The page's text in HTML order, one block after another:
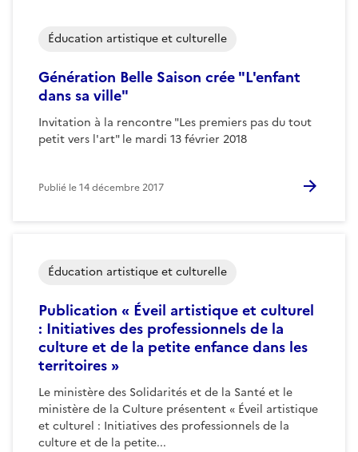
Génération Belle Saison crée "L'enfant
dans sa ville"
Invitation à la rencontre "Les premiers pas du tout
petit vers l'art" le mardi 13 février 2018
Éducation artistique et culturelle
Publié le14 décembre 2017
Publication « Éveil artistique et culturel
: Initiatives des professionnels de la
culture et de la petite enfance dans les
territoires »
Le ministère des Solidarités et de la Santé et le
ministère de la Culture présentent « Éveil artistique
et culturel : Initiatives des professionnels de la
culture et de la petite...
Éducation artistique et culturelle